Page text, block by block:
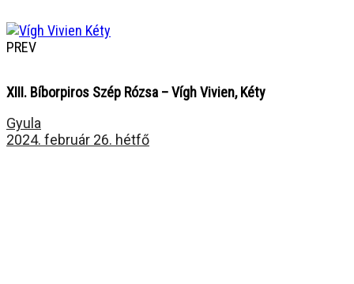
PREV
XIII. Bíborpiros Szép Rózsa – Vígh Vivien, Kéty
Gyula
2024. február 26. hétfő